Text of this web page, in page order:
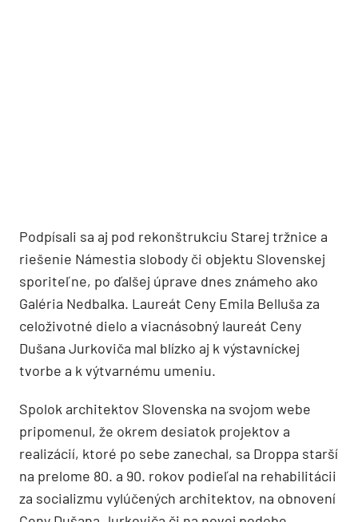
Podpísali sa aj pod rekonštrukciu Starej tržnice a
riešenie Námestia slobody či objektu Slovenskej
sporiteľne, po ďalšej úprave dnes známeho ako
Galéria Nedbalka. Laureát Ceny Emila Belluša za
celoživotné dielo a viacnásobný laureát Ceny
Dušana Jurkoviča mal blízko aj k výstavníckej
tvorbe a k výtvarnému umeniu.
Spolok architektov Slovenska na svojom webe
pripomenul, že okrem desiatok projektov a
realizácií, ktoré po sebe zanechal, sa Droppa starší
na prelome 80. a 90. rokov podieľal na rehabilitácii
za socializmu vylúčených architektov, na obnovení